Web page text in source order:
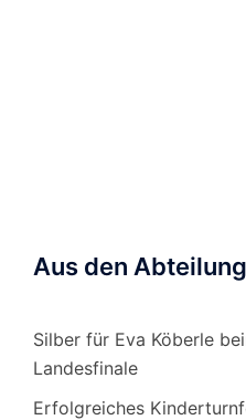
Aus den
Silber für Eva Köberle
Landesfinale
Erfolgreiches